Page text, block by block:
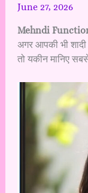
June 27, 2026
Mehndi
अगर आपकी भी
तो यकीन मानिए